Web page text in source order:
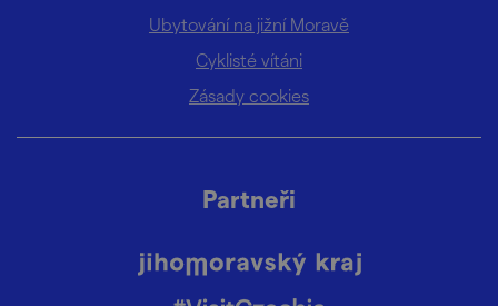
Ubytování na jižní Moravě
Cyklisté vítáni
Zásady cookies
Partneři